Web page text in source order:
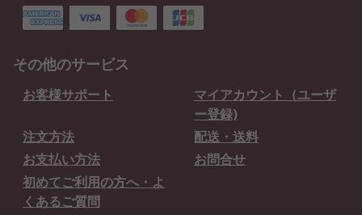
その他のサービス
お客様サポート
マイアカウント（ユーザ
ー登録)
注文方法
配送・送料
お支払い方法
お問合せ
初めてご利用の方へ・よ
くあるご質問